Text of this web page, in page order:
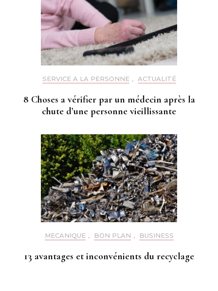
SERVICE A LA PERSONNE , ACTUALITÉ
8 Choses a vérifier par un médecin après la
chute d’une personne vieillissante
MECANIQUE , BON PLAN , BUSINESS
13 avantages et inconvénients du recyclage